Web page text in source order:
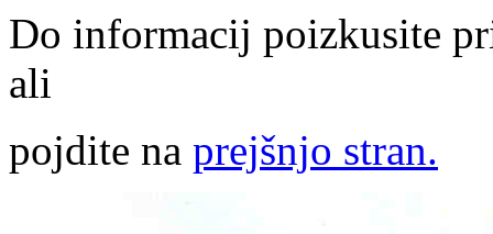
Do informacij poizkusite
ali
pojdite na prejšnjo stran.